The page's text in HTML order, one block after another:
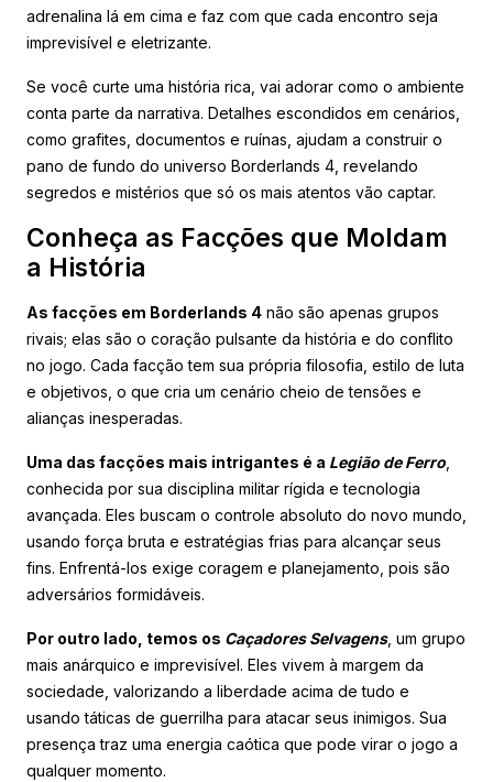
adrenalina lá em cima e faz com que cada encontro seja
imprevisível e eletrizante.
Se você curte uma história rica, vai adorar como o ambiente
conta parte da narrativa. Detalhes escondidos em cenários,
como grafites, documentos e ruínas, ajudam a construir o
pano de fundo do universo Borderlands 4, revelando
segredos e mistérios que só os mais atentos vão captar.
Conheça as Facções que Moldam
a História
As facções em Borderlands 4 não são apenas grupos
rivais; elas são o coração pulsante da história e do conflito
no jogo. Cada facção tem sua própria filosofia, estilo de luta
e objetivos, o que cria um cenário cheio de tensões e
alianças inesperadas.
Uma das facções mais intrigantes é a Legião de Ferro
conhecida por sua disciplina militar rígida e tecnologia
avançada. Eles buscam o controle absoluto do novo mundo,
usando força bruta e estratégias frias para alcançar seus
fins. Enfrentá-los exige coragem e planejamento, pois são
adversários formidáveis.
Por outro lado, temos os Caçadores Selvagens, um grupo
mais anárquico e imprevisível. Eles vivem à margem da
sociedade, valorizando a liberdade acima de tudo e
usando táticas de guerrilha para atacar seus inimigos. Sua
presença traz uma energia caótica que pode virar o jogo a
qualquer momento.